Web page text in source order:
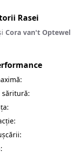
Rasei
Cora van't Optewel